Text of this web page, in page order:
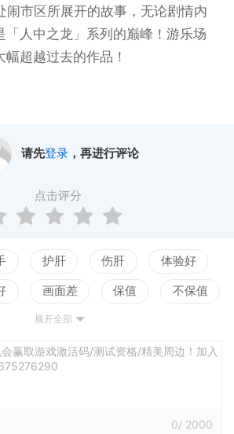
闹市区所展开的故事，无论剧情内
「人中之龙」系列的巅峰！游乐场
超越过去的作品！
请先登录，再进行评论
点击评分
护肝 伤肝 体验好
画面差 保值 不保值
测试
展开全部
赢取游戏激活码/测试资格/精美周边！加入
0/ 2000